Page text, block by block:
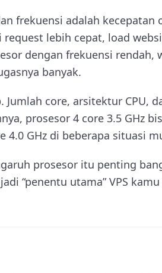
frekuensi adalah kecepatan
lebih cepat, load
dengan frekuensi rendah,
banyak.
core, arsitektur CPU,
prosesor 4 core 3.5 GHz
4.0 GHz di beberapa situasi
prosesor itu penting
“penentu utama” VPS